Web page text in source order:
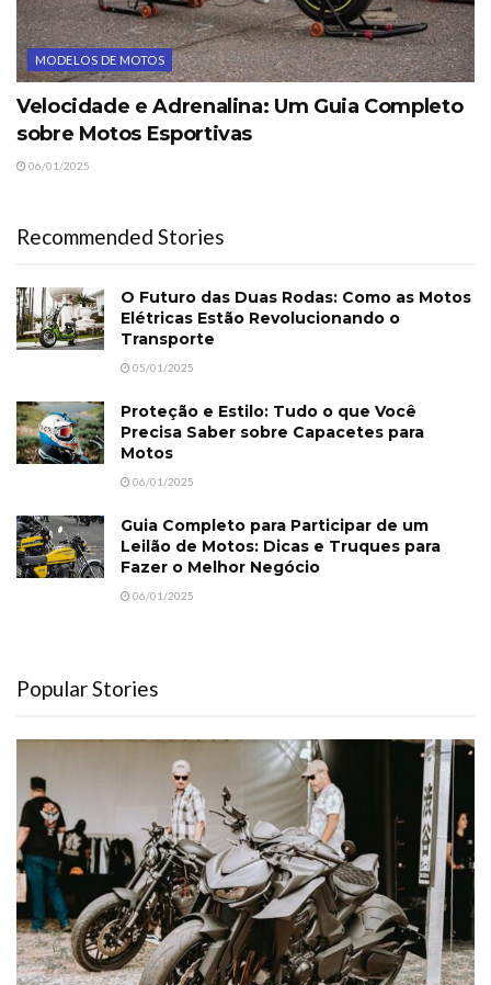
MODELOS DE MOTOS
Velocidade e Adrenalina: Um Guia Completo
sobre Motos Esportivas
06/01/2025
Recommended Stories
O Futuro das Duas Rodas: Como as Motos
Elétricas Estão Revolucionando o
Transporte
05/01/2025
Proteção e Estilo: Tudo o que Você
Precisa Saber sobre Capacetes para
Motos
06/01/2025
Guia Completo para Participar de um
Leilão de Motos: Dicas e Truques para
Fazer o Melhor Negócio
06/01/2025
Popular Stories